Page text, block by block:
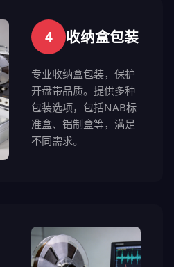
4 收纳盒包装
专业收纳盒包装，保护
开盘带品质。提供多种
包装选项，包括NAB标
准盒、铝制盒等，满足
不同需求。